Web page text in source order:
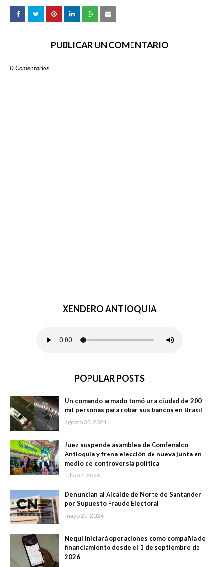
PUBLICAR UN COMENTARIO
0 Comentarios
XENDERO ANTIOQUIA
POPULAR POSTS
Un comando armado tomó una ciudad de 200
mil personas para robar sus bancos en Brasil
agosto 30, 2021
Juez suspende asamblea de Comfenalco
Antioquia y frena elección de nueva junta en
medio de controversia política
julio 31, 2026
Denuncian al Alcalde de Norte de Santander
por Supuesto Fraude Electoral
mayo 25, 2024
Nequi iniciará operaciones como compañía de
financiamiento desde el 1 de septiembre de
2026